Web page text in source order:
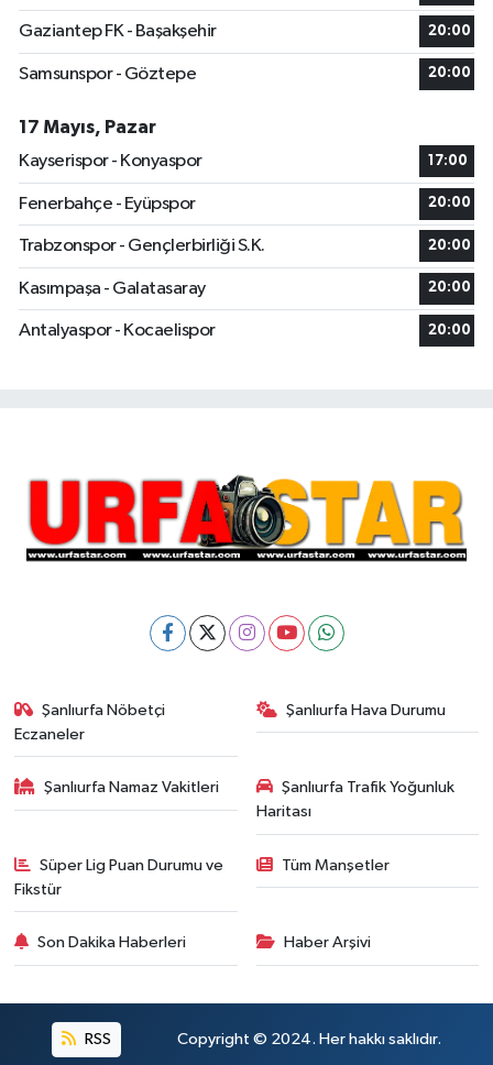
Gaziantep FK - Başakşehir 20:00
Samsunspor - Göztepe 20:00
17 Mayıs, Pazar
Kayserispor - Konyaspor
17:00
Fenerbahçe - Eyüpspor 20:00
Trabzonspor - Gençlerbirliği S.K. 20:00
Kasımpaşa - Galatasaray 20:00
Antalyaspor - Kocaelispor 20:00
Şanlıurfa Nöbetçi
Eczaneler
Şanlıurfa Hava Durumu
Şanlıurfa Namaz Vakitleri
Şanlıurfa Trafik Yoğunluk
Haritası
Süper Lig Puan Durumu ve
Fikstür
Tüm Manşetler
Son Dakika Haberleri Haber Arşivi
RSS Copyright © 2024. Her hakkı saklıdır.